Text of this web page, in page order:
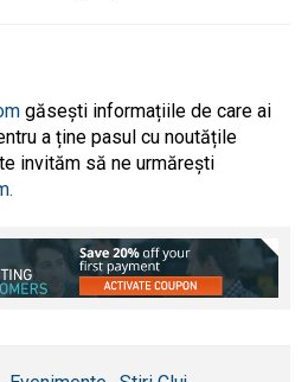
găsești informațiile de care ai
a ține pasul cu noutățile
invităm să ne urmărești